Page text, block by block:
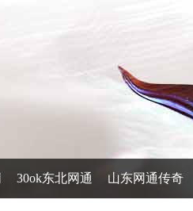
30ok东北网通 山东网通传奇